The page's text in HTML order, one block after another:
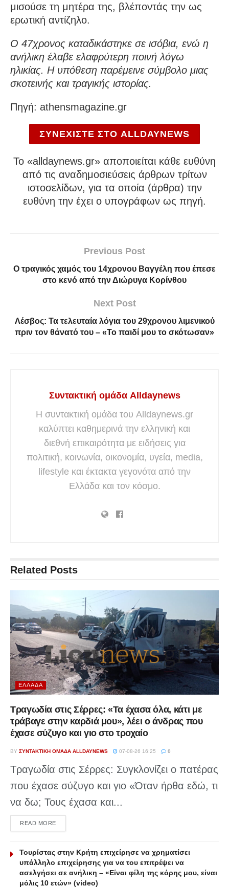
μισούσε τη μητέρα της, βλέποντάς την ως
ερωτική αντίζηλο.
Ο 47χρονος καταδικάστηκε σε ισόβια, ενώ η
ανήλικη έλαβε ελαφρύτερη ποινή λόγω
ηλικίας. Η υπόθεση παρέμεινε σύμβολο μιας
σκοτεινής και τραγικής ιστορίας.
Πηγή: athensmagazine.gr
ΣΥΝΕΧΙΣΤΕ ΣΤΟ ALLDAYNEWS
To «alldaynews.gr» αποποιείται κάθε ευθύνη
από τις αναδημοσιεύσεις άρθρων τρίτων
ιστοσελίδων, για τα οποία (άρθρα) την
ευθύνη την έχει ο υπογράφων ως πηγή.
Previous Post
Ο τpαγικός χαμός του 14χρονου Βαγγέλη που έπεσε
στο κενό από την Διώρυγα Κορίνθου
Next Post
Λέσβος: Τα τελευταία λόγια του 29χρονου λιμενικού
πριν τον θάνατό του – «Το παιδί μου το σκότωσαν»
Συντακτική ομάδα Alldaynews
Η συντακτική ομάδα του Alldaynews.gr
καλύπτει καθημερινά την ελληνική και
διεθνή επικαιρότητα με ειδήσεις για
πολιτική, κοινωνία, οικονομία, υγεία, media,
lifestyle και έκτακτα γεγονότα από την
Ελλάδα και τον κόσμο.
Related Posts
ΕΛΛΆΔΑ
Τραγωδία στις Σέρρες: «Τα έχασα όλα, κάτι με
τράβαγε στην καρδιά μου», λέει ο άνδρας που
έχασε σύζυγο και γιο στο τροχαίο
BY ΣΥΝΤΑΚΤΙΚΉ ΟΜΆΔΑ ALLDAYNEWS 07-08-26 16:25 0
Τραγωδία στις Σέρρες: Συγκλονίζει ο πατέρας
που έχασε σύζυγο και γιο «Όταν ήρθα εδώ, τι
να δω; Τους έχασα και...
READ MOREDETAILS
Τουρίστας στην Κρήτη επιχείρησε να χρηματίσει
υπάλληλο επιχείρησης για να του επιτρέψει να
ασελγήσει σε ανήλικη – «Είναι φίλη της κόρης μου, είναι
μόλις 10 ετών» (video)